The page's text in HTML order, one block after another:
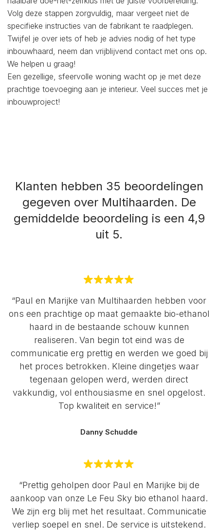
Volg deze stappen zorgvuldig, maar vergeet niet de
specifieke instructies van de fabrikant te raadplegen.
Twijfel je over iets of heb je advies nodig of het type
inbouwhaard, neem dan vrijblijvend contact met ons op.
We helpen u graag!
Een gezellige, sfeervolle woning wacht op je met deze
prachtige toevoeging aan je interieur. Veel succes met je
inbouwproject!
Klanten hebben 35 beoordelingen
gegeven over Multihaarden. De
gemiddelde beoordeling is een 4,9
uit 5.
“Paul en Marijke van Multihaarden hebben voor
ons een prachtige op maat gemaakte bio-ethanol
haard in de bestaande schouw kunnen
realiseren. Van begin tot eind was de
communicatie erg prettig en werden we goed bij
het proces betrokken. Kleine dingetjes waar
tegenaan gelopen werd, werden direct
vakkundig, vol enthousiasme en snel opgelost.
Top kwaliteit en service!”
Danny Schudde
“Prettig geholpen door Paul en Marijke bij de
aankoop van onze Le Feu Sky bio ethanol haard.
We zijn erg blij met het resultaat. Communicatie
verliep soepel en snel. De service is uitstekend.